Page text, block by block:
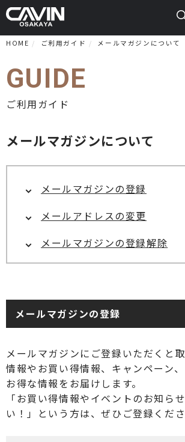
HOME ご利用ガイド メールマガジンについて
GUIDE
ご利用ガイド
メールマガジンについて
メールマガジンの登録
メールアドレスの変更
メールマガジンの登録解除
メールマガジンの登録
メールマガジンにご登録いただくと
情報やお買い得情報、キャンペーン
お得な情報をお届けします。
「お買い得情報やイベントのお知ら
い！」という方は、ぜひご登録くださ